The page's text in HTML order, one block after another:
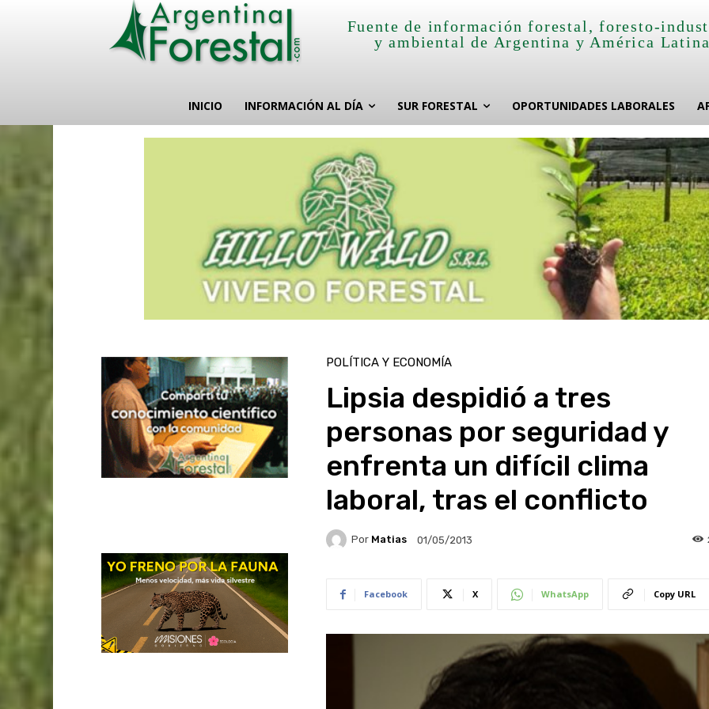
Fuente de información forestal, foresto-
y ambiental de Argentina y América
INICIO INFORMACIÓN AL DÍA SUR FORESTAL OPORTUNIDADES LABORALES
POLÍTICA Y ECONOMÍA
Lipsia despidió a tres
personas por seguridad y
enfrenta un difícil clima
laboral, tras el conflicto
Por Matias 01/05/2013
Facebook X WhatsApp Copy URL